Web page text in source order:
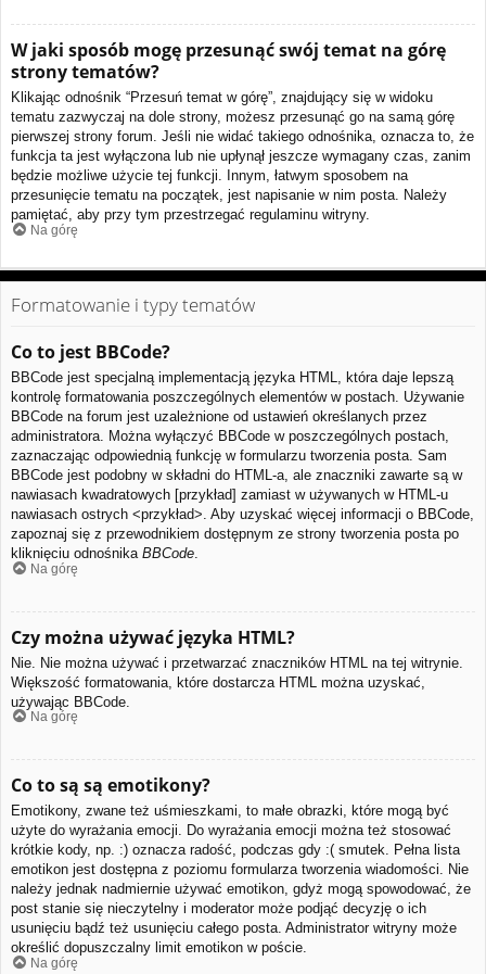
W jaki sposób mogę przesunąć swój temat na górę
strony tematów?
Klikając odnośnik “Przesuń temat w górę”, znajdujący się w widoku
tematu zazwyczaj na dole strony, możesz przesunąć go na samą górę
pierwszej strony forum. Jeśli nie widać takiego odnośnika, oznacza to, że
funkcja ta jest wyłączona lub nie upłynął jeszcze wymagany czas, zanim
będzie możliwe użycie tej funkcji. Innym, łatwym sposobem na
przesunięcie tematu na początek, jest napisanie w nim posta. Należy
pamiętać, aby przy tym przestrzegać regulaminu witryny.
Na górę
Formatowanie i typy tematów
Co to jest BBCode?
BBCode jest specjalną implementacją języka HTML, która daje lepszą
kontrolę formatowania poszczególnych elementów w postach. Używanie
BBCode na forum jest uzależnione od ustawień określanych przez
administratora. Można wyłączyć BBCode w poszczególnych postach,
zaznaczając odpowiednią funkcję w formularzu tworzenia posta. Sam
BBCode jest podobny w składni do HTML-a, ale znaczniki zawarte są w
nawiasach kwadratowych [przykład] zamiast w używanych w HTML-u
nawiasach ostrych <przykład>. Aby uzyskać więcej informacji o BBCode,
zapoznaj się z przewodnikiem dostępnym ze strony tworzenia posta po
kliknięciu odnośnika BBCode.
Na górę
Czy można używać języka HTML?
Nie. Nie można używać i przetwarzać znaczników HTML na tej witrynie.
Większość formatowania, które dostarcza HTML można uzyskać,
używając BBCode.
Na górę
Co to są są emotikony?
Emotikony, zwane też uśmieszkami, to małe obrazki, które mogą być
użyte do wyrażania emocji. Do wyrażania emocji można też stosować
krótkie kody, np. :) oznacza radość, podczas gdy :( smutek. Pełna lista
emotikon jest dostępna z poziomu formularza tworzenia wiadomości. Nie
należy jednak nadmiernie używać emotikon, gdyż mogą spowodować, że
post stanie się nieczytelny i moderator może podjąć decyzję o ich
usunięciu bądź też usunięciu całego posta. Administrator witryny może
określić dopuszczalny limit emotikon w poście.
Na górę